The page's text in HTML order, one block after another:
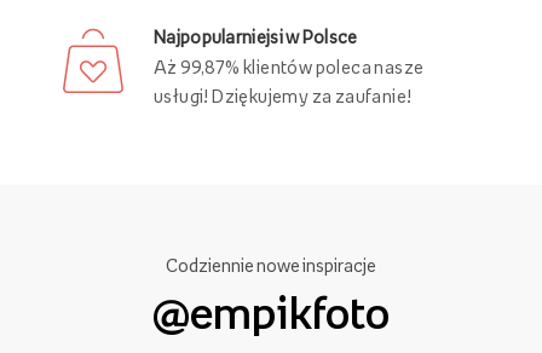
Najpopularniejsi w Polsce
Aż 99,87% klientów poleca nasze
usługi! Dziękujemy za zaufanie!
Codziennie nowe inspiracje
@empikfoto